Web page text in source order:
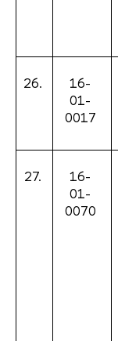
26.
16-
01-
0017
27.
16-
01-
0070